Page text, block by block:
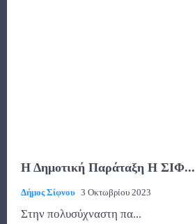
Η Δημοτική Παράταξη Η ΣΙΦ...
Δήμος Σίφνου 3 Οκτωβρίου 2023
Στην πολυσύχναστη πα...